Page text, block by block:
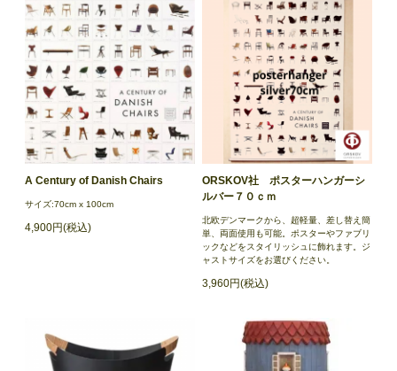
A Century of Danish Chairs
サイズ:70cm x 100cm
4,900円(税込)
ORSKOV社 ポスターハンガーシ
ルバー７０ｃｍ
北欧デンマークから、超軽量、差し替え簡
単、両面使用も可能。ポスターやファブリ
ックなどをスタイリッシュに飾れます。ジ
ャストサイズをお選びください。
3,960円(税込)